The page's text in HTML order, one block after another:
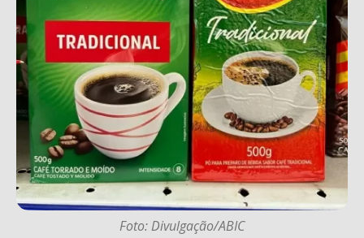
Foto: Divulgação/ABIC